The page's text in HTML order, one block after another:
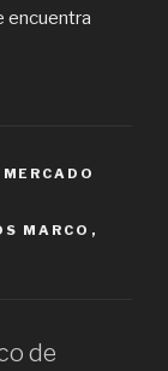
encuentra
MERCADO
MARCO ,
de